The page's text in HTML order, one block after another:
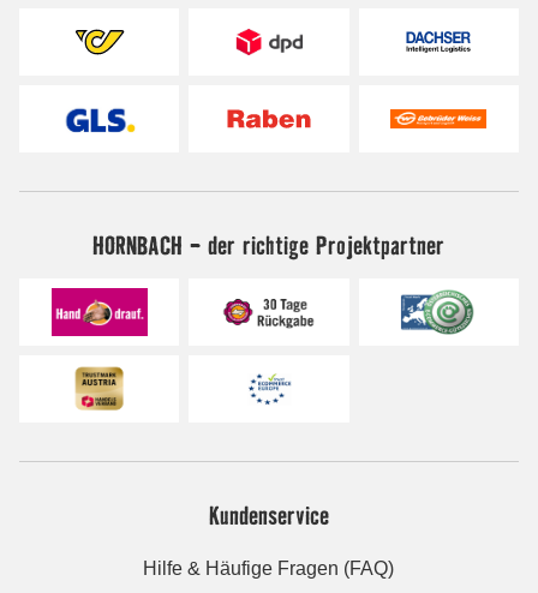
HORNBACH - der richtige Projektpartner
Kundenservice
Hilfe & Häufige Fragen (FAQ)